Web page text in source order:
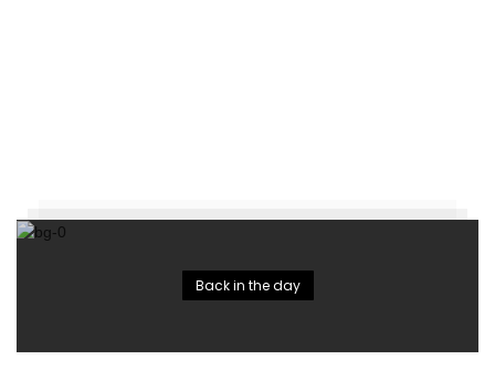
Back in the day